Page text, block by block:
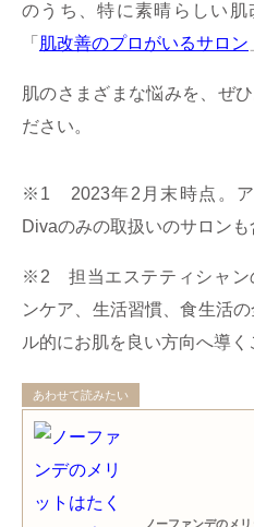
のうち、特に素晴らしい
「 肌改善のプロがいるサロン
肌のさまざまな悩みを、ぜ
ださい。
※1 2023年2月末時点。ア
Divaのみの取扱いのサロンも
※2 担当エステティシャン
ンケア、生活習慣、食生活
ル的にお肌を良い方向へ導く
あわせて読みたい
ノーファンデのメ